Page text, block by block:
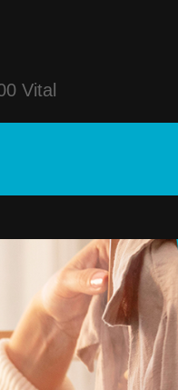
Vital